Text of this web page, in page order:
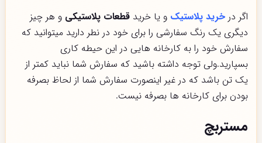
اگر در خرید پلاستیک و یا خرید قطعات پلاستیکی و هر چیز
دیگری یک رنگ سفارشی را برای خود در نطر دارید میتوانید که
سفارش خود را به کارخانه هایی در این حیطه کاری
بسپارید.ولی توجه داشته باشید که سفارش شما نباید کمتر از
یک تن باشد که در غیر اینصورت سفارش شما از لحاظ بصرفه
بودن برای کارخانه ها بصرفه نیست.
مستربچ